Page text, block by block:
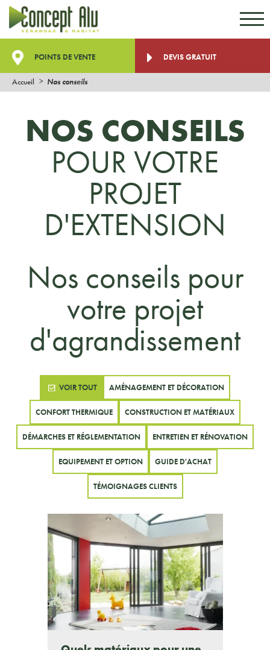
POINTS DE VENTE DEVIS GRATUIT
Accueil Nos conseils
NOS CONSEILS
POUR VOTRE
PROJET
D'EXTENSION
Nos conseils pour
votre projet
d'agrandissement
VOIR TOUT AMÉNAGEMENT ET DÉCORATION
CONFORT THERMIQUE CONSTRUCTION ET MATÉRIAUX
DÉMARCHES ET RÉGLEMENTATION ENTRETIEN ET RÉNOVATION
EQUIPEMENT ET OPTION GUIDE D'ACHAT
TÉMOIGNAGES CLIENTS